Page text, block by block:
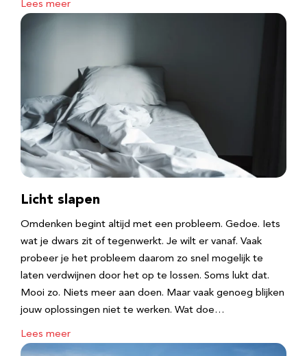
Lees meer
Licht slapen
Omdenken begint altijd met een probleem. Gedoe. Iets
wat je dwars zit of tegenwerkt. Je wilt er vanaf. Vaak
probeer je het probleem daarom zo snel mogelijk te
laten verdwijnen door het op te lossen. Soms lukt dat.
Mooi zo. Niets meer aan doen. Maar vaak genoeg blijken
jouw oplossingen niet te werken. Wat doe…
Lees meer